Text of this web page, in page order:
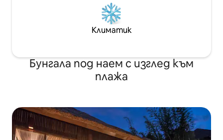
Климатик
Бунгала под наем с изглед към
плажа